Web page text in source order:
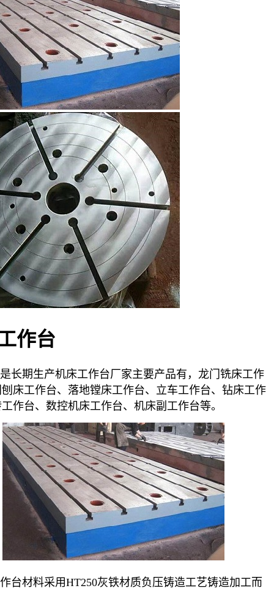
作台
长期生产机床工作台厂家主要产品有，龙门铣床工作
床工作台、落地镗床工作台、立车工作台、钻床工作
作台、数控机床工作台、机床副工作台等。
材料采用HT250灰铁材质负压铸造工艺铸造加工而